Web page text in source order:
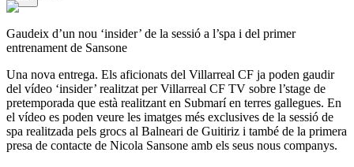
Gaudeix d’un nou ‘insider’ de la sessió a l’spa i del primer
entrenament de Sansone
Una nova entrega. Els aficionats del Villarreal CF ja poden gaudir
del vídeo ‘insider’ realitzat per Villarreal CF TV sobre l’stage de
pretemporada que està realitzant en Submarí en terres gallegues. En
el vídeo es poden veure les imatges més exclusives de la sessió de
spa realitzada pels grocs al Balneari de Guitiriz i també de la primera
presa de contacte de Nicola Sansone amb els seus nous companys.